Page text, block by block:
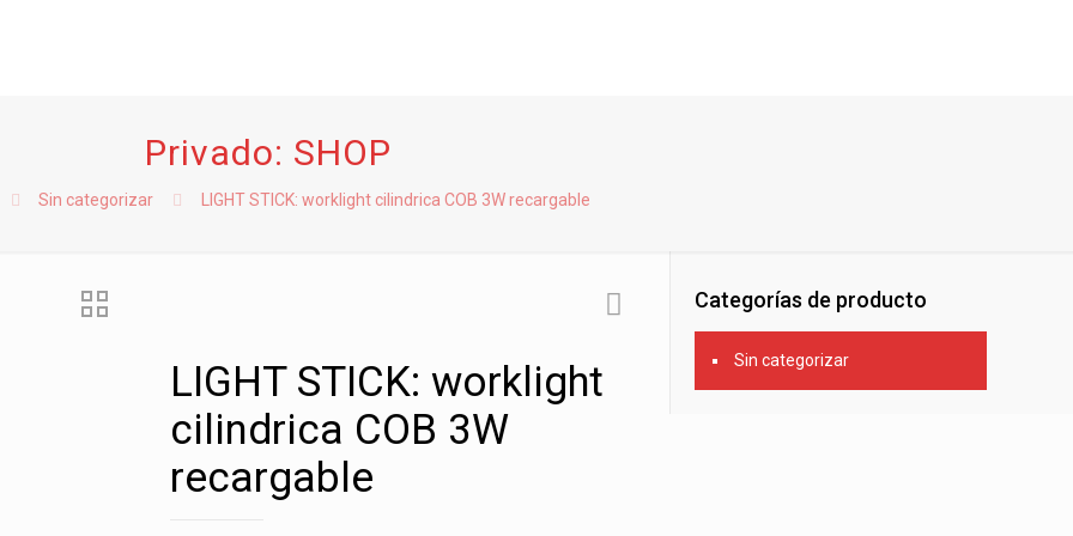
Privado: SHOP
Sin categorizar LIGHT STICK: worklight cilindrica COB 3W recargable
LIGHT STICK: worklight
cilindrica COB 3W
recargable
Categorías de producto
Sin categorizar